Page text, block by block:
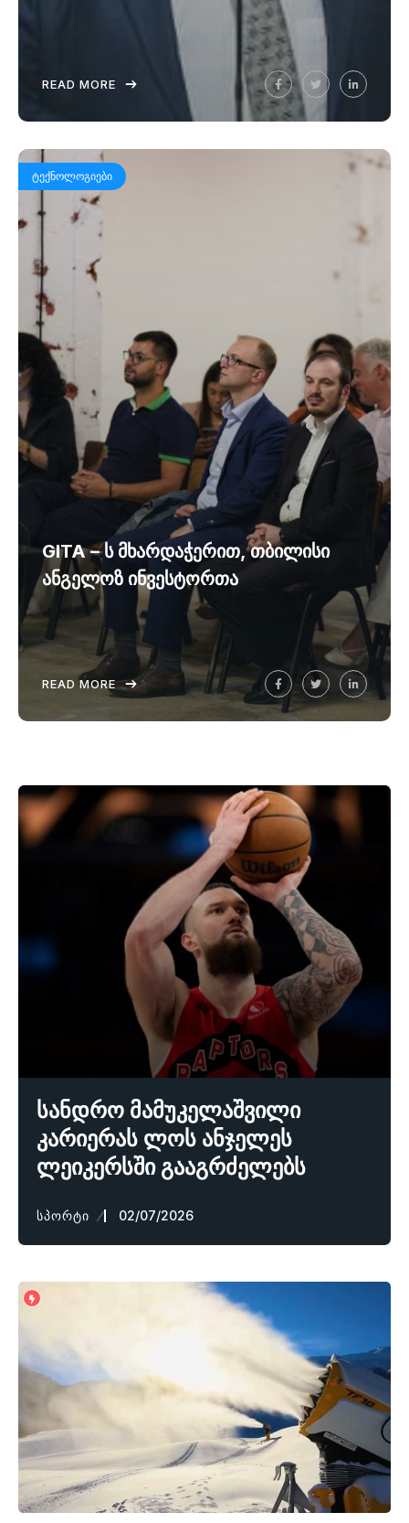
READ MORE
ᲢᲔᲥᲜᲝᲚᲝᲒᲘᲔᲑᲘ
GITA – ს მხარდაჭერით, თბილისი
ანგელოზ ინვესტორთა
READ MORE
სანდრო მამუკელაშვილი
კარიერას ლოს ანჯელეს
ლეიკერსში გააგრძელებს
ᲡᲞᲝᲠᲢᲘ 02/07/2026